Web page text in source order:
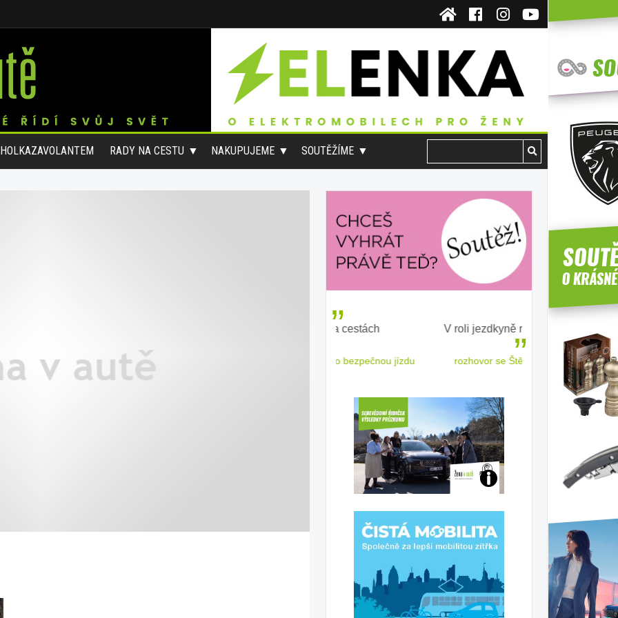
RADY NA CESTU NAKUPUJEME SOUTĚŽÍME
stručně o autosedačkách
V roli jezdkyně rallycrossu
rozhovor se Štěpánkou Mottlovou
ženským
Jaké
ženy-
řidičky